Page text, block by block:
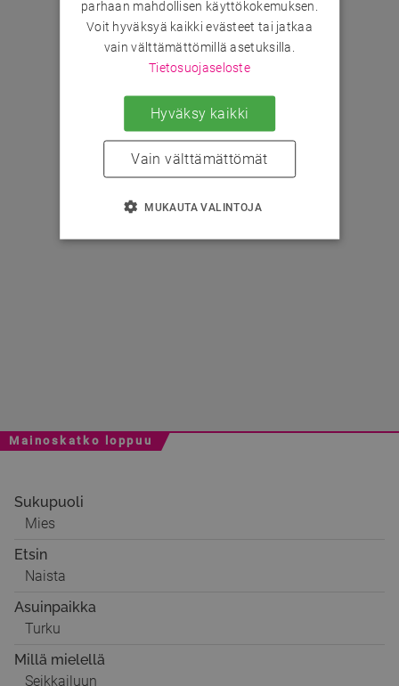
Mainoskatko loppuu
Sukupuoli
Mies
Etsin
Naista
Asuinpaikka
Turku
Millä mielellä
Seikkailuun
parhaan mahdollisen käyttökokemuksen.
Voit hyväksyä kaikki evästeet tai jatkaa
vain välttämättömillä asetuksilla.
Tietosuojaseloste
Hyväksy kaikki
Vain välttämättömät
MUKAUTA VALINTOJA